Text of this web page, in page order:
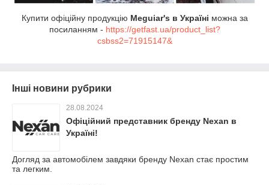
Купити офіційну продукцію Meguiar's в Україні можна за
посиланням - https://getfast.ua/product_list?
csbss2=71915147&
Інші новини рубрики
28.08.2024
Офіційний представник бренду Nexan в
Україні!
Догляд за автомобілем завдяки бренду Nexan стає простим
та легким.